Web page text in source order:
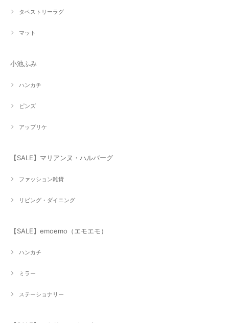
タペストリーラグ
マット
小池ふみ
ハンカチ
ピンズ
アップリケ
【SALE】マリアンヌ・ハルバーグ
ファッション雑貨
リビング・ダイニング
【SALE】emoemo（エモエモ）
ハンカチ
ミラー
ステーショナリー